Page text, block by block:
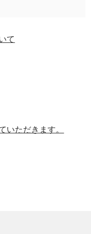
て
いただきます。